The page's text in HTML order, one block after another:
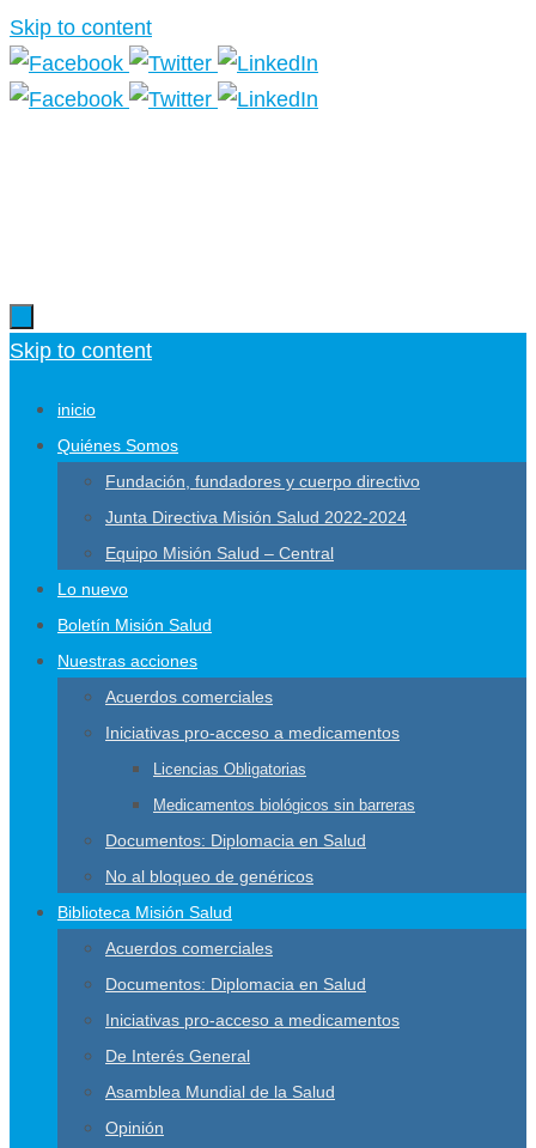
Skip to content
Skip to content
inicio
Quiénes Somos
Fundación, fundadores y cuerpo directivo
Junta Directiva Misión Salud 2022-2024
Equipo Misión Salud – Central
Lo nuevo
Boletín Misión Salud
Nuestras acciones
Acuerdos comerciales
Iniciativas pro-acceso a medicamentos
Licencias Obligatorias
Medicamentos biológicos sin barreras
Documentos: Diplomacia en Salud
No al bloqueo de genéricos
Biblioteca Misión Salud
Acuerdos comerciales
Documentos: Diplomacia en Salud
Iniciativas pro-acceso a medicamentos
De Interés General
Asamblea Mundial de la Salud
Opinión
Más información.